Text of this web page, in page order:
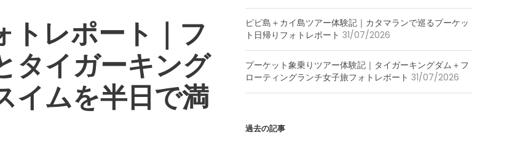
トレポート｜フ
タイガーキング
イムを半日で満
ピピ島＋カイ島ツアー体験記｜カタマランで巡るプーケッ
ト日帰りフォトレポート 31/07/2026
プーケット象乗りツアー体験記｜タイガーキングダム＋フ
ローティングランチ女子旅フォトレポート 31/07/2026
過去の記事